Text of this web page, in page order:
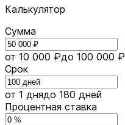
Калькулятор
Сумма
от 10 000 ₽до 100 000 ₽
Срок
от 1 днядо 180 дней
Процентная ставка